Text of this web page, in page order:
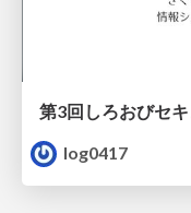
第3回しろおびセ
log0417